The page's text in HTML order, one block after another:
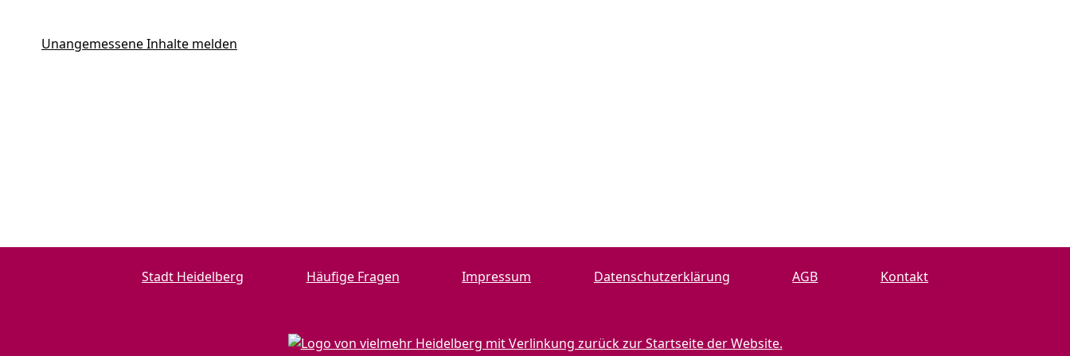
Unangemessene Inhalte melden
Stadt Heidelberg Häufige Fragen Impressum Datenschutzerklärung AGB Kontakt